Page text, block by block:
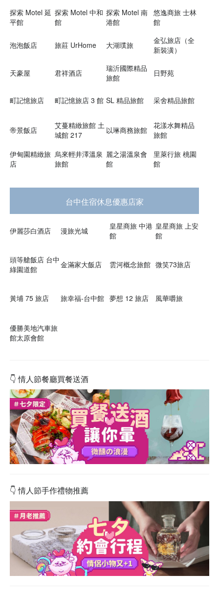
探索 Motel 延
平館
探索 Motel 中和
館
探索 Motel 南
港館
悠逸商旅 士林
館
泡泡飯店 旅莊 UrHome 大湖璞旅
金弘旅店（全
新裝潢）
天豪屋 君祥酒店
瑞沂國際精品
旅館
日野苑
町記憶旅店 町記憶旅店 3 館 SL 精品旅館 采舍精品旅館
帝景飯店
艾蔓精緻旅館 土
城館 217
以琳商務旅館
花漾水舞精品
旅館
伊甸園精緻旅
店
烏來輕井澤溫泉
旅館
麗之湯溫泉會
館
里萊行旅 桃園
館
台中住宿休息優惠店家
伊麗莎白酒店 漫旅光城
皇星商旅 中港
館
皇星商旅 上安
館
頭等艙飯店 台中
綠園道館
金滿家大飯店 雲河概念旅館 微笑73旅店
黃埔 75 旅店 旅幸福-台中館 夢想 12 旅店 風華嚼旅
優勝美地汽車旅
館太原會館
👇情人節餐廳買餐送酒
👇情人節手作禮物推薦